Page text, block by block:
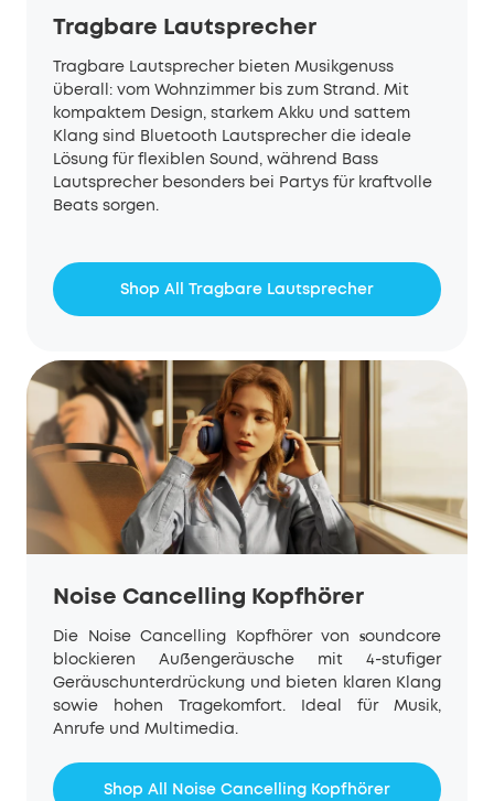
Tragbare Lautsprecher
Tragbare Lautsprecher bieten Musikgenuss
überall: vom Wohnzimmer bis zum Strand. Mit
kompaktem Design, starkem Akku und sattem
Klang sind Bluetooth Lautsprecher die ideale
Lösung für flexiblen Sound, während Bass
Lautsprecher besonders bei Partys für kraftvolle
Beats sorgen.
Shop All Tragbare Lautsprecher
Noise Cancelling Kopfhörer
Die Noise Cancelling Kopfhörer von soundcore
blockieren Außengeräusche mit 4-stufiger
Geräuschunterdrückung und bieten klaren Klang
sowie hohen Tragekomfort. Ideal für Musik,
Anrufe und Multimedia.
Shop All Noise Cancelling Kopfhörer